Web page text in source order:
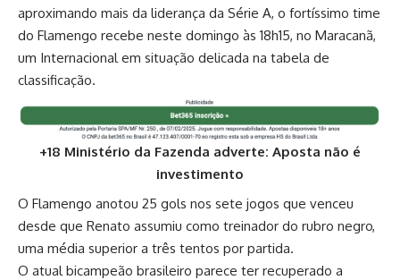
aproximando mais da liderança da Série A, o fortíssimo time
do Flamengo recebe neste domingo às 18h15, no Maracanã,
um Internacional em situação delicada na tabela de
classificação.
+18 Ministério da Fazenda adverte: Aposta não é
investimento
O Flamengo anotou 25 gols nos sete jogos que venceu
desde que Renato assumiu como treinador do rubro negro,
uma média superior a três tentos por partida.
O atual bicampeão brasileiro parece ter recuperado a